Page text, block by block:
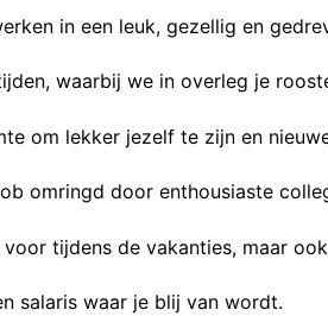
in een leuk, gezellig en
waarbij we in overleg je
om lekker jezelf te zijn en
omringd door enthousiaste
voor tijdens de vakanties, maar
salaris waar je blij van wordt.